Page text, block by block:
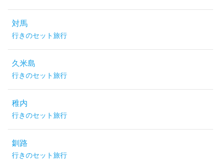
対馬
行きのセット旅行
久米島
行きのセット旅行
稚内
行きのセット旅行
釧路
行きのセット旅行